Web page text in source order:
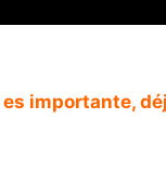
importante,